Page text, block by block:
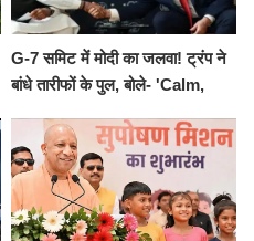
G-7 समिट में मोदी का जलवा! ट्रंप ने
बांधे तारीफों के पुल, बोले- 'Calm,